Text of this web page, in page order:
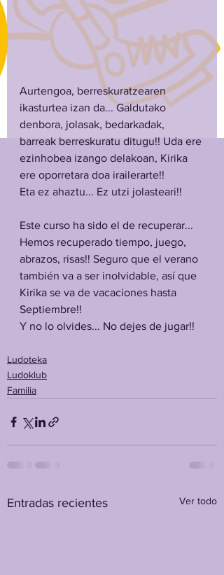
Aurtengoa, berreskuratzearen
ikasturtea izan da... Galdutako
denbora, jolasak, bedarkadak,
barreak berreskuratu ditugu!! Uda ere
ezinhobea izango delakoan, Kirika
ere oporretara doa irailerarte!!
Eta ez ahaztu... Ez utzi jolasteari!!
Este curso ha sido el de recuperar...
Hemos recuperado tiempo, juego,
abrazos, risas!! Seguro que el verano
también va a ser inolvidable, así que
Kirika se va de vacaciones hasta
Septiembre!!
Y no lo olvides... No dejes de jugar!!
Ludoteka
Ludoklub
Familia
Entradas recientes Ver todo